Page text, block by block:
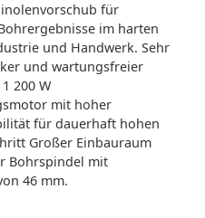
für
im harten
und Handwerk. Sehr
und wartungsfreier
200 W
mit hoher
für dauerhaft hohen
Großer Einbauraum
Bohrspindel mit
46 mm.